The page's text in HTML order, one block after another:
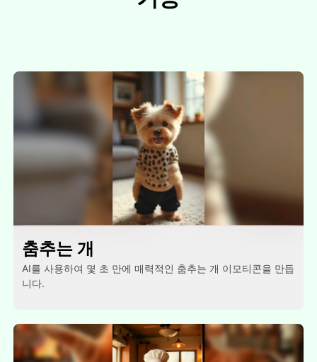
춤추는 개
AI를 사용하여 몇 초 만에 매력적인 춤추는 개 이모티콘을 만듭
니다.